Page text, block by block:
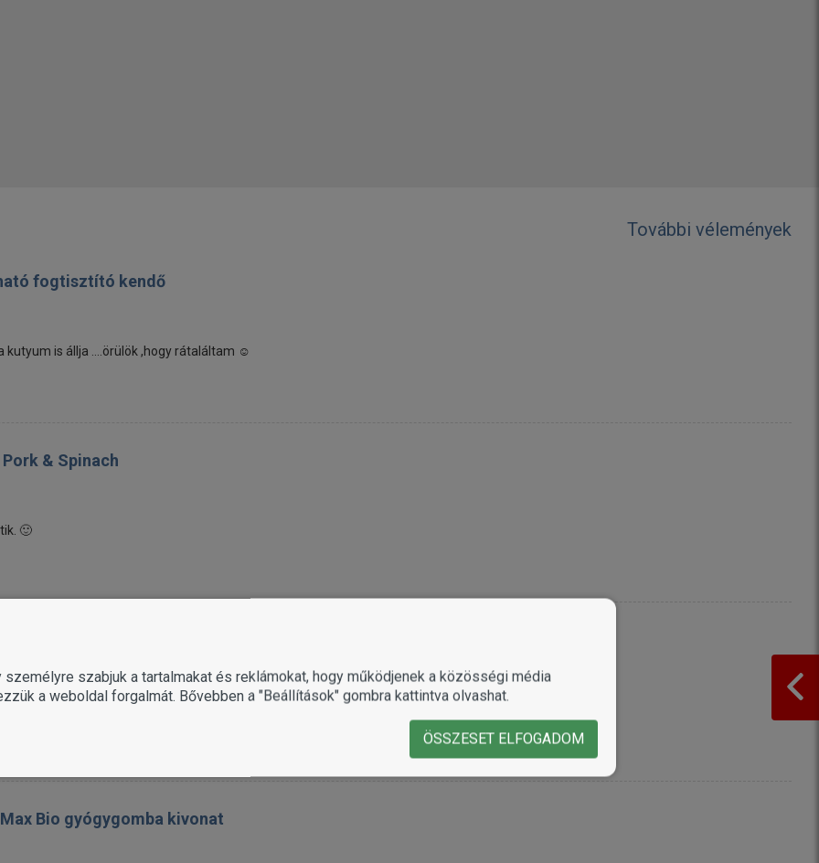
További vélemények
fogtisztító kendő
kutyum is állja ....örülök ,hogy rátaláltam ☺️
& Spinach
🙂
Red Meat
és csak dicsérni tudom!
Bio gyógygomba kivonat
szabjuk a tartalmakat és reklámokat, hogy működjenek a közösségi média
a weboldal forgalmát. Bővebben a "Beállítások" gombra kattintva olvashat.
ÖSSZESET ELFOGADOM